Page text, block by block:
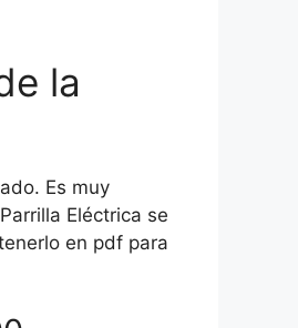
la
Es muy
Eléctrica se
en pdf para